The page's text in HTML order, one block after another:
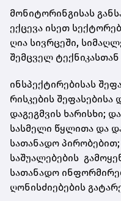
მონიტორინგისას
ექცევა ისეთ
ღია სივრცეში,
შემცველ
ინსპექტირებისას
რისკების
დაგეგმვის ხარისხი;
სასმელი წყლითა და
სათანადო
საშუალებების
სათანადო
ღონისძიებების